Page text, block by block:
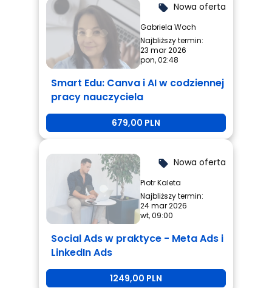
local_offer Nowa oferta
Gabriela Woch
Najbliższy termin:
23 mar 2026
pon, 02:48
Smart Edu: Canva i AI w codziennej
pracy nauczyciela
679,00 PLN
local_offer Nowa oferta
Piotr Kaleta
Najbliższy termin:
24 mar 2026
wt, 09:00
Social Ads w praktyce - Meta Ads i
LinkedIn Ads
1249,00 PLN